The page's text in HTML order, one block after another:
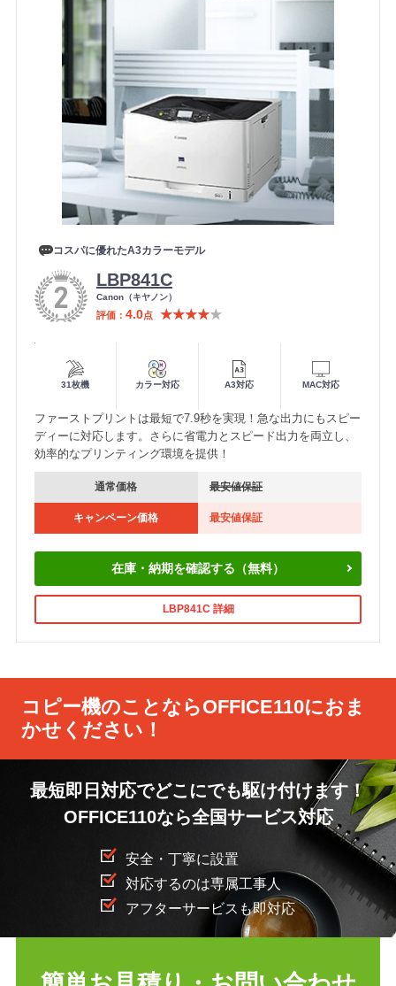
LBP841C
メ
ー
Canon（キヤノン）
評価 4.0点 ★★★★★
コスパに優れたA3カラーモデル
便利機能
31枚機 カラー対応 A3対応 MAC対応
通常価格 最安値保証
キャンペーン価格 最安値保証
ファーストプリントは最短で7.9秒を実現！急な出力にもスピー
ディーに対応します。さらに省電力とスピード出力を両立し、
効率的なプリンティング環境を提供！
在庫・納期を確認する（無料）
LBP841C 詳細
コピー機のことならOFFICE110におま
かせください！
最短即日対応でどこにでも駆け付けます！
OFFICE110なら全国サービス対応
安全・丁寧に設置
対応するのは専属工事人
アフターサービスも即対応
お見